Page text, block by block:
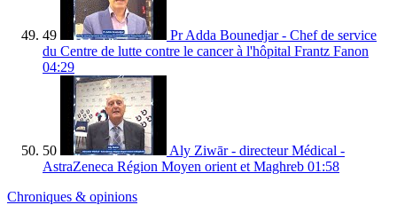
49
Pr Adda Bounedjar - Chef de service
du Centre de lutte contre le cancer à l'hôpital Frantz Fanon
04:29
50
Aly Ziwār - directeur Médical -
AstraZeneca Région Moyen orient et Maghreb 01:58
Chroniques & opinions